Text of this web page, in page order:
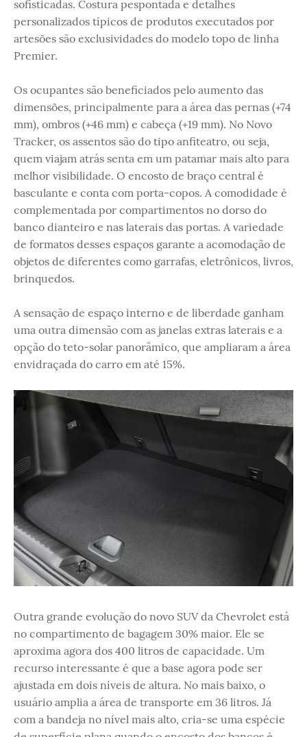
sofisticadas. Costura pespontada e detalhes
personalizados típicos de produtos executados por
artesões são exclusividades do modelo topo de linha
Premier.
Os ocupantes são beneficiados pelo aumento das
dimensões, principalmente para a área das pernas (+74
mm), ombros (+46 mm) e cabeça (+19 mm). No Novo
Tracker, os assentos são do tipo anfiteatro, ou seja,
quem viajam atrás senta em um patamar mais alto para
melhor visibilidade. O encosto de braço central é
basculante e conta com porta-copos. A comodidade é
complementada por compartimentos no dorso do
banco dianteiro e nas laterais das portas. A variedade
de formatos desses espaços garante a acomodação de
objetos de diferentes como garrafas, eletrônicos, livros,
brinquedos.
A sensação de espaço interno e de liberdade ganham
uma outra dimensão com as janelas extras laterais e a
opção do teto-solar panorâmico, que ampliaram a área
envidraçada do carro em até 15%.
Outra grande evolução do novo SUV da Chevrolet está
no compartimento de bagagem 30% maior. Ele se
aproxima agora dos 400 litros de capacidade. Um
recurso interessante é que a base agora pode ser
ajustada em dois níveis de altura. No mais baixo, o
usuário amplia a área de transporte em 36 litros. Já
com a bandeja no nível mais alto, cria-se uma espécie